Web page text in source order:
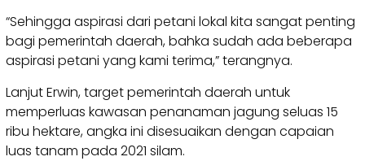
“Sehingga aspirasi dari petani lokal kita sangat penting
bagi pemerintah daerah, bahka sudah ada beberapa
aspirasi petani yang kami terima,” terangnya.
Lanjut Erwin, target pemerintah daerah untuk
memperluas kawasan penanaman jagung seluas 15
ribu hektare, angka ini disesuaikan dengan capaian
luas tanam pada 2021 silam.